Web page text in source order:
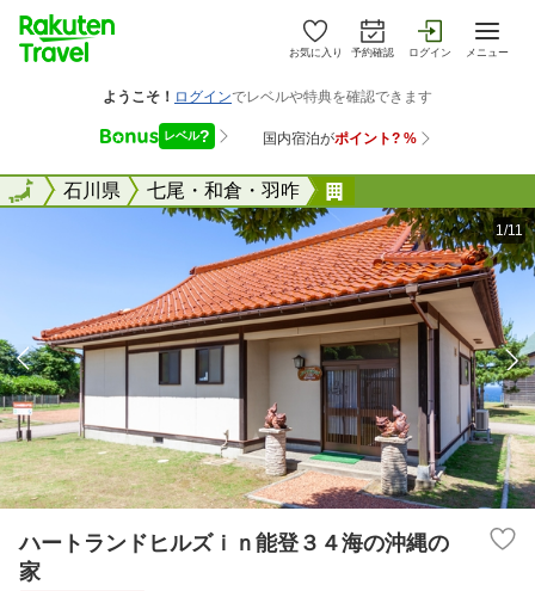
お気に入り 予約確認 ログイン メニュー
全国石川県 七尾・和倉・羽咋
全国
1/11
ハートランドヒルズｉｎ能登３４海の沖縄の
家